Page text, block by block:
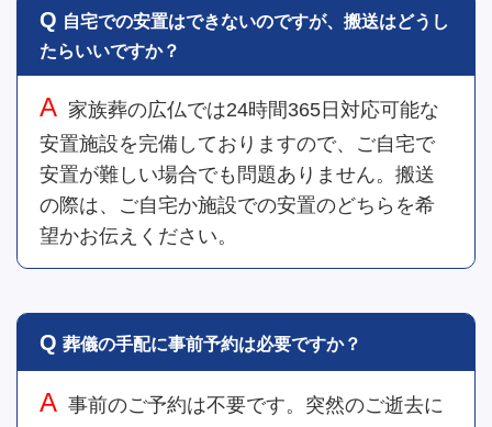
自宅での安置はできないのですが、搬送はどうし
たらいいですか？
家族葬の広仏では24時間365日対応可能な
安置施設を完備しておりますので、ご自宅で
安置が難しい場合でも問題ありません。搬送
の際は、ご自宅か施設での安置のどちらを希
望かお伝えください。
葬儀の手配に事前予約は必要ですか？
事前のご予約は不要です。突然のご逝去に